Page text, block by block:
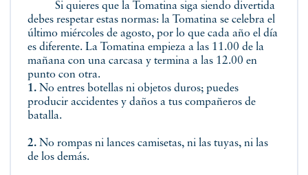
Si quieres que la Tomatina siga siendo divertida
debes respetar estas normas: la Tomatina se celebra el
último miércoles de agosto, por lo que cada año el día
es diferente. La Tomatina empieza a las 11.00 de la
mañana con una carcasa y termina a las 12.00 en
punto con otra.
1. No entres botellas ni objetos duros; puedes
producir accidentes y daños a tus compañeros de
batalla.
2. No rompas ni lances camisetas, ni las tuyas, ni las
de los demás.